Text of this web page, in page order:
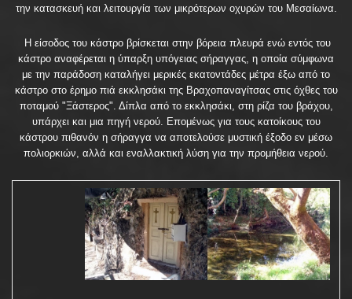
την κατασκευή και λειτουργία των μικρότερων οχυρών του Μεσαίωνα.
Η είσοδος του κάστρο βρίσκεται στην βόρεια πλευρά ενώ εντός του
κάστρο αναφέρεται η ύπαρξη υπόγειας σήραγγας, η οποία σύμφωνα
με την παράδοση καταλήγει μερικές εκατοντάδες μέτρα έξω από το
κάστρο στο έρημο πιά εκκλησάκι της Βραχοπαναγίτσας στις όχθες του
ποταμού "Ξάστερος". Δίπλα από το εκκλησάκι, στη ρίζα του βράχου,
υπάρχει και μια πηγή νερού. Επομένως για τους κατοίκους του
κάστρου πιθανόν η σήραγγα να αποτελούσε μυστική έξοδο εν μέσω
πολιορκιών, αλλά και εναλλακτική λύση για την προμήθεια νερού.